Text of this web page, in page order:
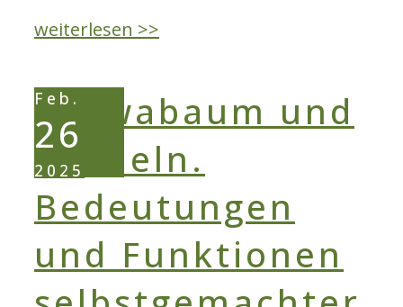
Die
Projekts
hand.gemacht
weiterlesen >>
Feb.
26
2025